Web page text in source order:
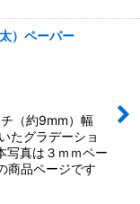
）ペーパー
（約9mm）幅
たグラデーショ
写真は３ｍｍペー
商品ページです